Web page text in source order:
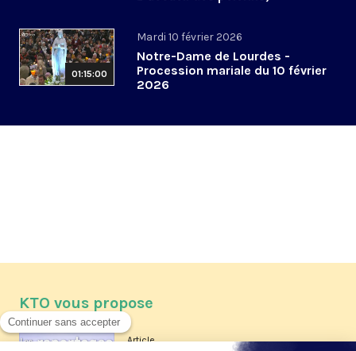
01:15:00
Mardi 10 février 2026
Notre-Dame de Lourdes -
Procession mariale du 10 février
2026
KTO vous propose
Article